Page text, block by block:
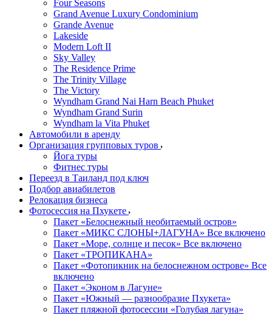
Four Seasons
Grand Avenue Luxury Condominium
Grande Avenue
Lakeside
Modern Loft II
Sky Valley
The Residence Prime
The Trinity Village
The Victory
Wyndham Grand Nai Harn Beach Phuket
Wyndham Grand Surin
Wyndham la Vita Phuket
Автомобили в аренду
Организация групповых туров
Йога туры
Фитнес туры
Переезд в Таиланд под ключ
Подбор авиабилетов
Релокация бизнеса
Фотоcессия на Пхукете
Пакет «Белоснежный необитаемый остров»
Пакет «МИКС СЛОНЫ+ЛАГУНА» Все включено
Пакет «Море, солнце и песок» Все включено
Пакет «ТРОПИКАНА»
Пакет «Фотопикник на белоснежном острове» Все
включено
Пакет «Эконом в Лагуне»
Пакет «Южный — разнообразие Пхукета»
Пакет пляжной фотосессии «Голубая лагуна»